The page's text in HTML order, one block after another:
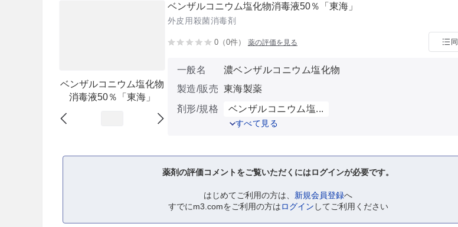
ベンザルコニウム塩化物
消毒液50％「東海」
ベンザルコニウム塩化物消毒液50％「東海」
外皮用殺菌消毒剤
0（0件） 薬の評価を見る
一般名
濃ベンザルコニウム塩化物
製造/販売 東海製薬
剤形/規格
ベンザルコニウム塩...
すべて見る
薬剤の評価コメントをご覧いただくにはログインが必要です。
はじめてご利用の方は、 新規会員登録へ
すでにm3.comをご利用の方はログイン してご利用ください